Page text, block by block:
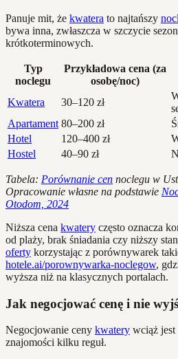
Panuje mit, że kwatera to najtańszy
bywa inna, zwłaszcza w szczycie
krótkoterminowych.
Typ
noclegu
Przykładowa cena (za
osobę/noc)
Kwatera
30–120 zł
Apartament 80–200 zł
Hotel
120–400 zł
Hostel
40–90 zł
Tabela: Porównanie cen noclegu w
Opracowanie własne na podstawie
Otodom, 2024
Niższa cena kwatery często oznacza
od plaży, brak śniadania czy niższy
oferty korzystając z porównywarek
hotele.ai/porownywarka-noclegow,
wyższa niż na klasycznych portalach.
Jak negocjować cenę i nie
Negocjowanie ceny kwatery wciąż
znajomości kilku reguł.